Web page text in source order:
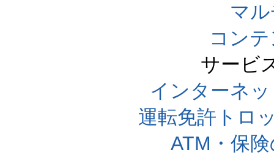
マ
コン
サービ
インターネ
運転免許トロ
ATM・保